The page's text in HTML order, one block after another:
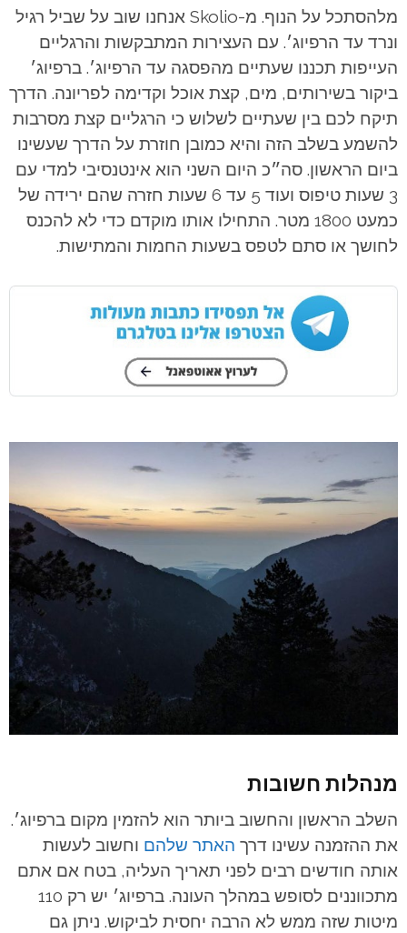
מלהסתכל על הנוף. מ-Skolio אנחנו שוב על שביל רגיל
ונרד עד הרפיוג׳. עם העצירות המתבקשות והרגליים
העייפות תכננו שעתיים מהפסגה עד הרפיוג׳. ברפיוג׳
ביקור בשירותים, מים, קצת אוכל וקדימה לפריונה. הדרך
תיקח לכם בין שעתיים לשלוש כי הרגליים קצת מסרבות
להשמע בשלב הזה והיא כמובן חוזרת על הדרך שעשינו
ביום הראשון. סה״כ היום השני הוא אינטנסיבי למדי עם
3 שעות טיפוס ועוד 5 עד 6 שעות חזרה שהם ירידה של
כמעט 1800 מטר. התחילו אותו מוקדם כדי לא להכנס
לחושך או סתם לטפס בשעות החמות והמתישות.
מנהלות חשובות
השלב הראשון והחשוב ביותר הוא להזמין מקום ברפיוג׳.
את ההזמנה עשינו דרך האתר שלהם וחשוב לעשות
אותה חודשים רבים לפני תאריך העליה, בטח אם אתם
מתכווננים לסופש במהלך העונה. ברפיוג׳ יש רק 110
מיטות שזה ממש לא הרבה יחסית לביקוש. ניתן גם